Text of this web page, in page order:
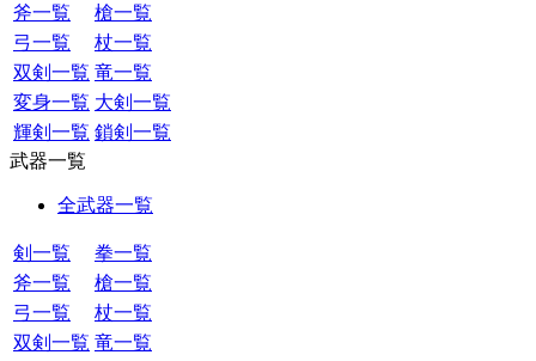
斧一覧
槍一覧
弓一覧
杖一覧
双剣一覧 竜一覧
変身一覧 大剣一覧
輝剣一覧 鎖剣一覧
武器一覧
全武器一覧
剣一覧
拳一覧
斧一覧
槍一覧
弓一覧
杖一覧
双剣一覧 竜一覧